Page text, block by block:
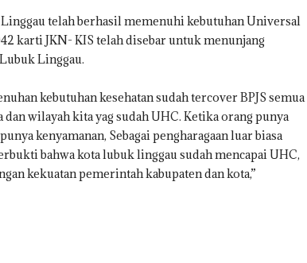
Linggau telah berhasil memenuhi kebutuhan Universal
karti JKN- KIS telah disebar untuk menunjang
Linggau.
kebutuhan kesehatan sudah tercover BPJS semua
wilayah kita yag sudah UHC. Ketika orang punya
kenyamanan, Sebagai pengharagaan luar biasa
bahwa kota lubuk linggau sudah mencapai UHC,
kekuatan pemerintah kabupaten dan kota,”